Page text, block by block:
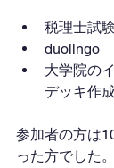
税理士試験
duolingo
大学院の
デッキ作
参加者の方は
った方でした